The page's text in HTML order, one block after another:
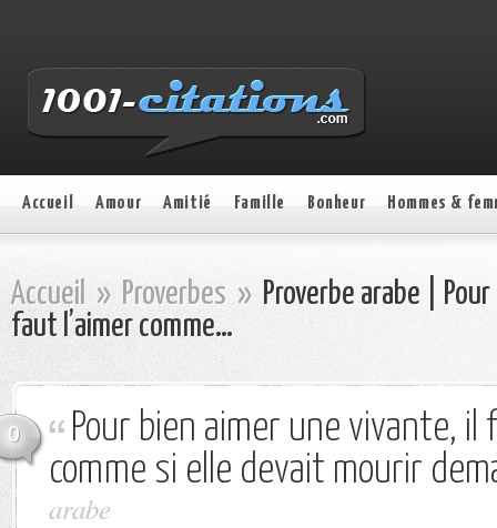
Accueil Amour Amitié Famille Bonheur Hommes &
Accueil » Proverbes » Proverbe arabe |
faut l’aimer comme…
0
Pour bien aimer une vivante, il
comme si elle devait mourir
arabe